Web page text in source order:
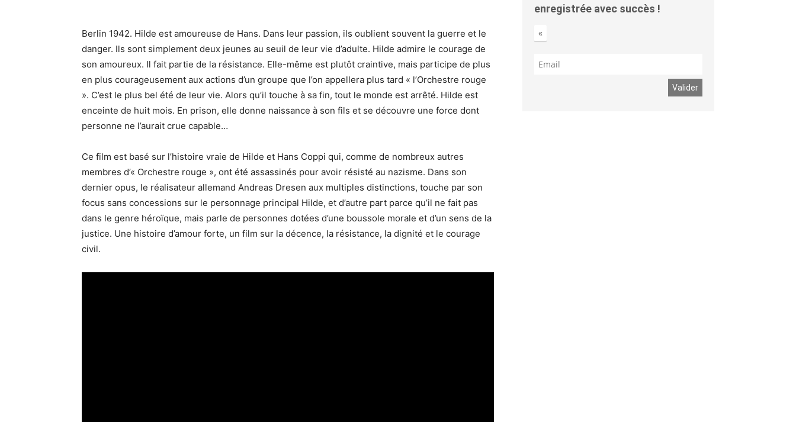
Berlin 1942. Hilde est amoureuse de Hans. Dans leur passion, ils oublient souvent la guerre et le
danger. Ils sont simplement deux jeunes au seuil de leur vie d’adulte. Hilde admire le courage de
son amoureux. Il fait partie de la résistance. Elle-même est plutôt craintive, mais participe de plus
en plus courageusement aux actions d’un groupe que l’on appellera plus tard « l’Orchestre rouge
». C’est le plus bel été de leur vie. Alors qu’il touche à sa fin, tout le monde est arrêté. Hilde est
enceinte de huit mois. En prison, elle donne naissance à son fils et se découvre une force dont
personne ne l’aurait crue capable…
Ce film est basé sur l’histoire vraie de Hilde et Hans Coppi qui, comme de nombreux autres
membres d’« Orchestre rouge », ont été assassinés pour avoir résisté au nazisme. Dans son
dernier opus, le réalisateur allemand Andreas Dresen aux multiples distinctions, touche par son
focus sans concessions sur le personnage principal Hilde, et d’autre part parce qu’il ne fait pas
dans le genre héroïque, mais parle de personnes dotées d’une boussole morale et d’un sens de la
justice. Une histoire d’amour forte, un film sur la décence, la résistance, la dignité et le courage
civil.
enregistrée avec succès !
«